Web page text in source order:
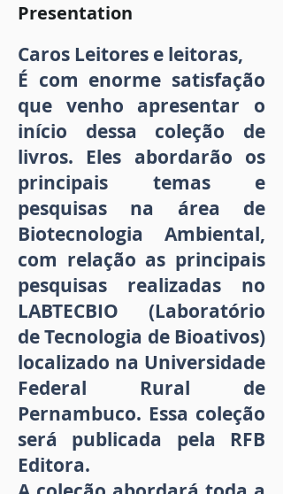
Presentation
Caros Leitores e leitoras,
É com enorme satisfação
que venho apresentar o
início dessa coleção de
livros. Eles abordarão os
principais temas e
pesquisas na área de
Biotecnologia Ambiental,
com relação as principais
pesquisas realizadas no
LABTECBIO (Laboratório
de Tecnologia de Bioativos)
localizado na Universidade
Federal Rural de
Pernambuco. Essa coleção
será publicada pela RFB
Editora.